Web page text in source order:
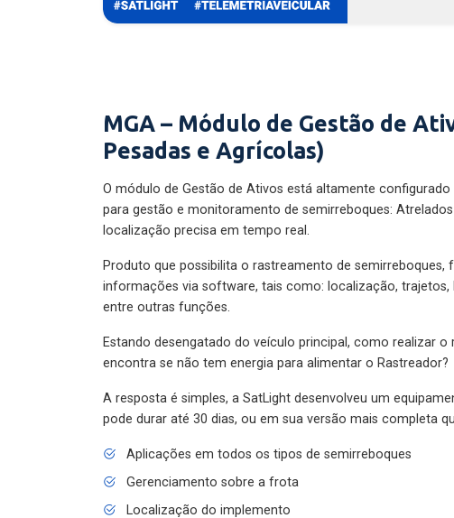
MGA – Módulo de Gestão de
Pesadas e Agrícolas)
O módulo de Gestão de Ativos está altamente
para gestão e monitoramento de semirreboques:
localização precisa em tempo real.
Produto que possibilita o rastreamento de
informações via software, tais como: localização, trajetos,
entre outras funções.
Estando desengatado do veículo principal, como realizar
encontra se não tem energia para alimentar o Rastreador?
A resposta é simples, a SatLight desenvolveu um
pode durar até 30 dias, ou em sua versão mais completa
Aplicações em todos os tipos de semirreboques
Gerenciamento sobre a frota
Localização do implemento